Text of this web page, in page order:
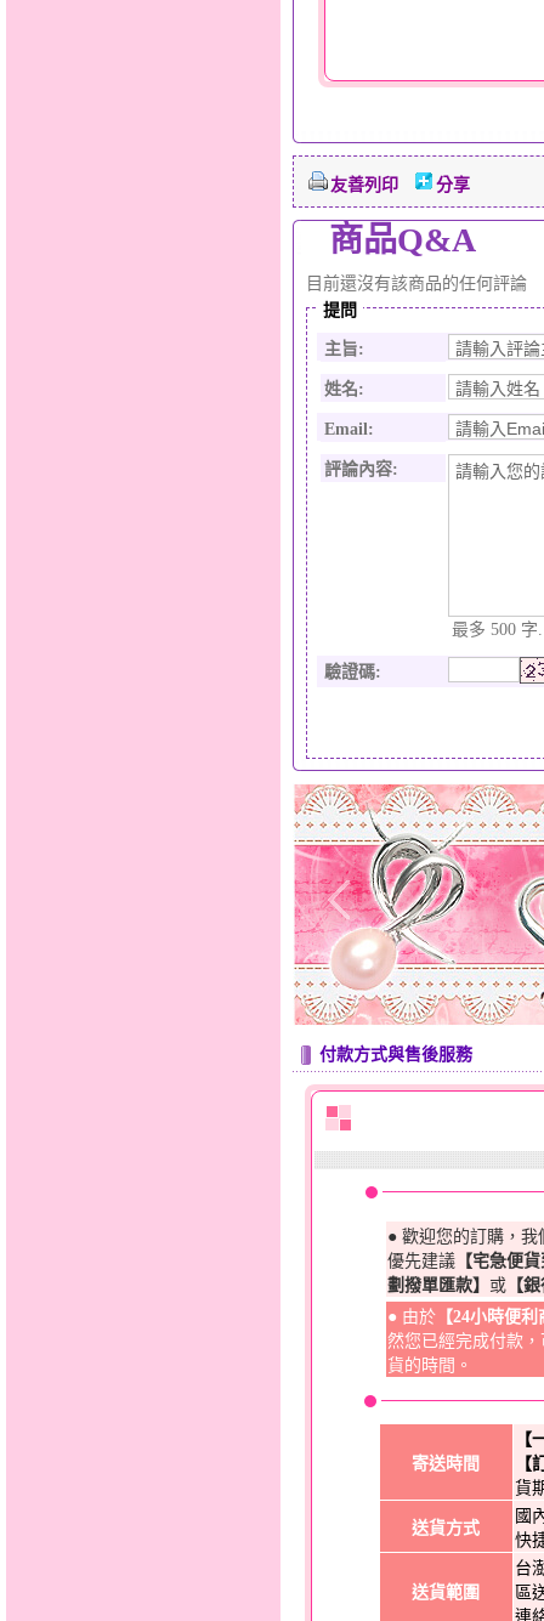
友善列印 分享
商品Q&A
目前還沒有該商品的任何評論
提問
主旨:
姓名:
Email:
評論內容:
最多 500 字.
驗證碼:
付款方式與售後服務
● 歡迎您的訂購，
優先建議 【宅急便
劃撥單匯款】 或 【
● 由於 【24小時便
然您已經完成付款
貨的時間。
寄送時間
【
【
貨
送貨方式
國
快
送貨範圍
台
區
連